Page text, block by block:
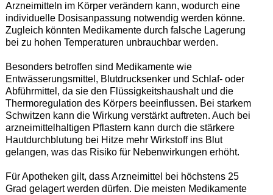
Arzneimitteln im Körper verändern kann, wodurch eine
individuelle Dosisanpassung notwendig werden könne.
Zugleich könnten Medikamente durch falsche Lagerung
bei zu hohen Temperaturen unbrauchbar werden.
Besonders betroffen sind Medikamente wie
Entwässerungsmittel, Blutdrucksenker und Schlaf- oder
Abführmittel, da sie den Flüssigkeitshaushalt und die
Thermoregulation des Körpers beeinflussen. Bei starkem
Schwitzen kann die Wirkung verstärkt auftreten. Auch bei
arzneimittelhaltigen Pflastern kann durch die stärkere
Hautdurchblutung bei Hitze mehr Wirkstoff ins Blut
gelangen, was das Risiko für Nebenwirkungen erhöht.
Für Apotheken gilt, dass Arzneimittel bei höchstens 25
Grad gelagert werden dürfen. Die meisten Medikamente